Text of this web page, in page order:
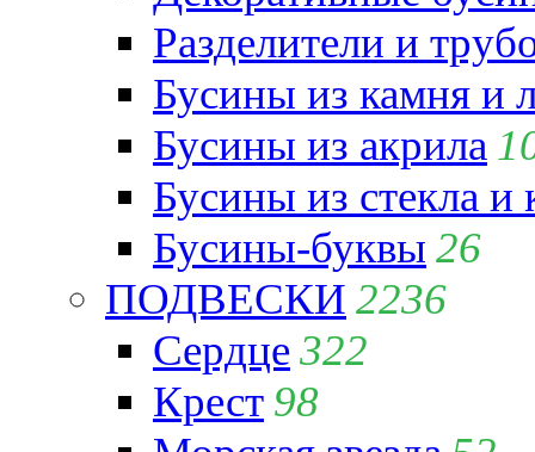
Разделители и
Бусины из камня и
Бусины из акрила
Бусины из стекла и
Бусины-буквы 26
ПОДВЕСКИ 2236
Сердце322
Крест 98